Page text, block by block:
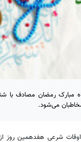
می‌شود.
شرعی هفدهمین روز